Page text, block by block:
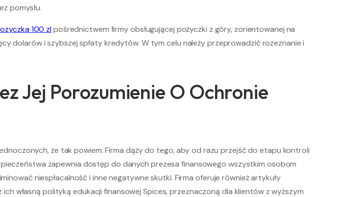
pomysłu.
100 zlpośrednictwem firmy obsługującej pożyczki z góry, zorientowanej na
dolarów i szybszej spłaty kredytów. W tym celu należy przeprowadzić rozeznanie i
Jej Porozumienie O Ochronie
że tak powiem. Firma dąży do tego, aby od razu przejść do etapu kontroli
zapewnia dostęp do danych prezesa finansowego wszystkim osobom
niespłacalność i inne negatywne skutki. Firma oferuje również artykuły
własną polityką edukacji finansowej Spices, przeznaczoną dla klientów z wyższym